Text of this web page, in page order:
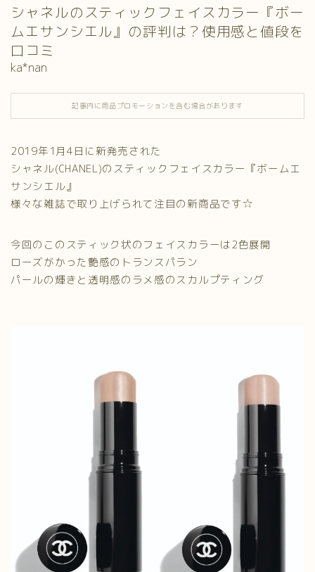
シャネルのスティックフェイスカラー『ボー
ムエサンシエル』の評判は？使用感と値段を
口コミ
ka*nan
記事内に商品プロモーションを含む場合があります
2019年1月4日に新発売された
シャネル(CHANEL)のスティックフェイスカラー『ボームエ
サンシエル』
様々な雑誌で取り上げられて注目の新商品です☆
今回のこのスティック状のフェイスカラーは2色展開
ローズがかった艶感のトランスパラン
パールの輝きと透明感のラメ感のスカルプティング